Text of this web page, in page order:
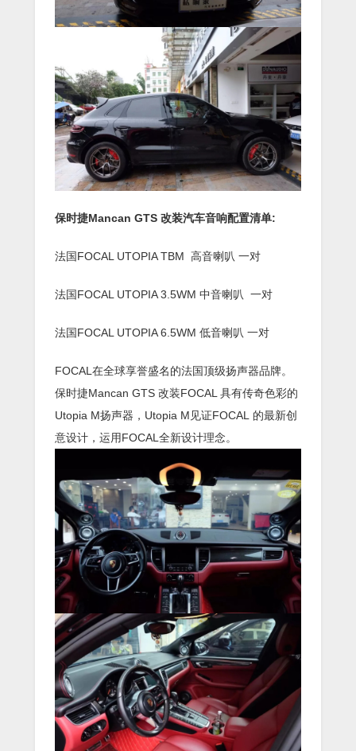
保时捷Mancan GTS 改装汽车音响配置清单:
法国FOCAL UTOPIA TBM 高音喇叭 一对
法国FOCAL UTOPIA 3.5WM 中音喇叭 一对
法国FOCAL UTOPIA 6.5WM 低音喇叭 一对
FOCAL在全球享誉盛名的法国顶级扬声器品牌。
保时捷Mancan GTS 改装FOCAL 具有传奇色彩的
Utopia M扬声器，Utopia M见证FOCAL 的最新创
意设计，运用FOCAL全新设计理念。